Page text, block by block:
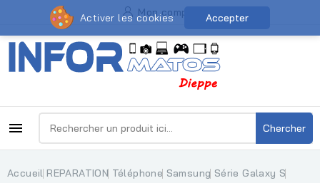
Mon compte
 Chercher
Accueil REPARATION Téléphone Samsung Série Galaxy S
Activer les cookies Accepter